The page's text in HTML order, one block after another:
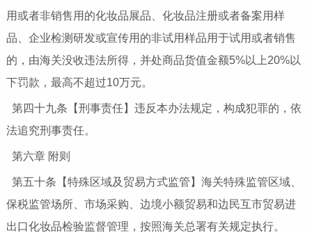
用或者非销售用的化妆品展品、化妆品注册或者备案用样
品、企业检测研发或宣传用的非试用样品用于试用或者销售
的，由海关没收违法所得，并处商品货值金额5%以上20%以
下罚款，最高不超过10万元。
第四十九条【刑事责任】违反本办法规定，构成犯罪的，依
法追究刑事责任。
第六章 附则
第五十条【特殊区域及贸易方式监管】海关特殊监管区域、
保税监管场所、市场采购、边境小额贸易和边民互市贸易进
出口化妆品检验监督管理，按照海关总署有关规定执行。